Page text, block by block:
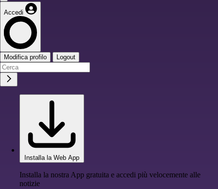
Accedi
Modifica profilo Logout
Installa la Web App
Installa la nostra App gratuita e accedi più velocemente alle
notizie